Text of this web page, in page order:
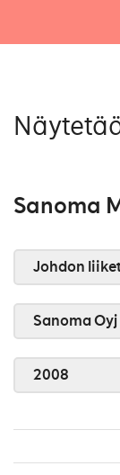
Sanoma
Johdon
Sanoma Oyj
2008